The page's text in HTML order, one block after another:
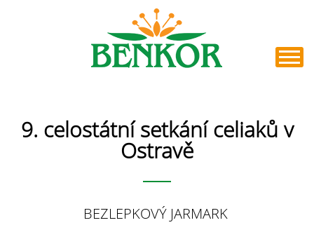
9. celostátní setkání celiaků v
Ostravě
BEZLEPKOVÝ JARMARK